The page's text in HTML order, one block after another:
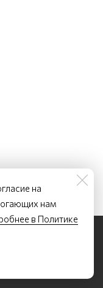
на
нам
в Политике
языка Лян Лэтянь